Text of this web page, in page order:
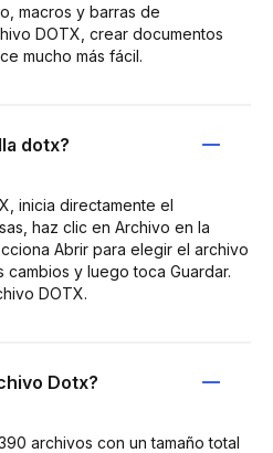
macros y barras de
DOTX, crear documentos
mucho más fácil.
dotx?
inicia directamente el
haz clic en Archivo en la
Abrir para elegir el archivo
y luego toca Guardar.
DOTX.
Dotx?
archivos con un tamaño total